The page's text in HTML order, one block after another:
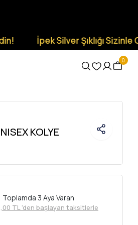
Silver Şıklığı Sizinle Olsun.
0
KOLYE
Toplamda 3 Aya Varan
TL 'den başlayan taksitlerle